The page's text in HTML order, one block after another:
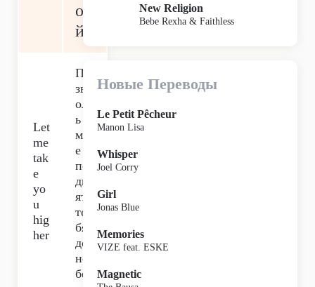
о
й
Let
me
tak
e
yo
u
hig
her
По
зв
ол
ь
мн
е
по
дн
ять
те
бя
до
не
бе
New Religion
Bebe Rexha & Faithless
Новые Переводы
Le Petit Pêcheur
Manon Lisa
Whisper
Joel Corry
Girl
Jonas Blue
Memories
VIZE feat. ESKE
Magnetic